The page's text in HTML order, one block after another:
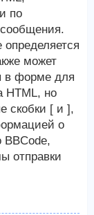
по
может
в форме для
HTML, но
скобки [ и ],
о
BBCode,
отправки